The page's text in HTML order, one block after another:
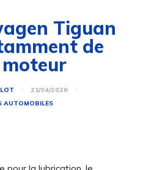
Tiguan
de
moteur
21/04/2026
AUTOMOBILES